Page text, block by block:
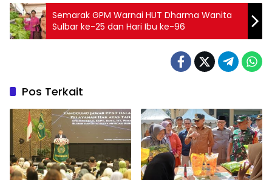
Semarak GPM Warnai HUT Dharma Wanita
Sulbar ke-25 dan Hari Ibu ke-96
Pos Terkait